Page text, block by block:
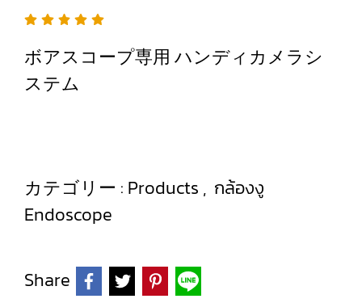
ボアスコープ専用 ハンディカメラシ
ステム
カテゴリー : Products , กล้องงู
Endoscope
Share